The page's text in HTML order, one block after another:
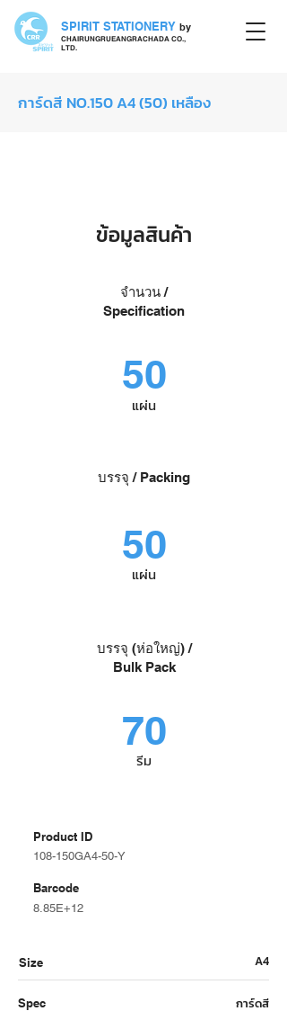
SPIRIT STATIONERY by
CHAIRUNGRUEANGRACHADA CO.,
LTD.
การ์ดสี NO.150 A4 (50) เหลือง
ข้อมูลสินค้า
จำนวน /
Specification
50
แผ่น
บรรจุ / Packing
50
แผ่น
บรรจุ (ห่อใหญ่) /
Bulk Pack
70
รีม
Product ID
108-150GA4-50-Y
Barcode
8.85E+12
Size A4
Spec การ์ดสี